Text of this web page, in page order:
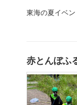
東海の夏イベン
赤とんぼふ